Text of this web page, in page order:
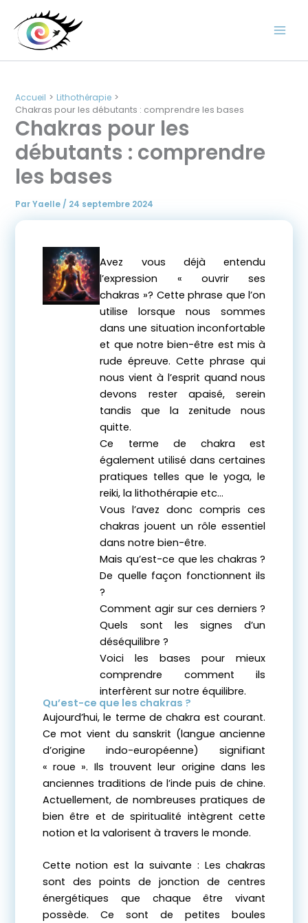
contenu
Accueil
Lithothérapie
Chakras pour les débutants : comprendre les bases
Chakras pour les
débutants : comprendre
les bases
ParYaelle / 24 septembre 2024
Avez vous déjà entendu
l’expression « ouvrir ses
chakras »? Cette phrase que l’on
utilise lorsque nous sommes
dans une situation inconfortable
et que notre bien-être est mis à
rude épreuve. Cette phrase qui
nous vient à l’esprit quand nous
devons rester apaisé, serein
tandis que la zenitude nous
quitte.
Ce terme de chakra est
également utilisé dans certaines
pratiques telles que le yoga, le
reiki, la lithothérapie etc…
Vous l’avez donc compris ces
chakras jouent un rôle essentiel
dans notre bien-être.
Mais qu’est-ce que les chakras ?
De quelle façon fonctionnent ils
?
Comment agir sur ces derniers ?
Quels sont les signes d’un
déséquilibre ?
Voici les bases pour mieux
comprendre comment ils
interfèrent sur notre équilibre.
Qu’est-ce que les chakras ?
Aujourd’hui, le terme de chakra est courant.
Ce mot vient du sanskrit (langue ancienne
d’origine indo-européenne) signifiant
« roue ». Ils trouvent leur origine dans les
anciennes traditions de l’inde puis de chine.
Actuellement, de nombreuses pratiques de
bien être et de spiritualité intègrent cette
notion et la valorisent à travers le monde.
Cette notion est la suivante : Les chakras
sont des points de jonction de centres
énergétiques que chaque être vivant
possède. Ce sont de petites boules